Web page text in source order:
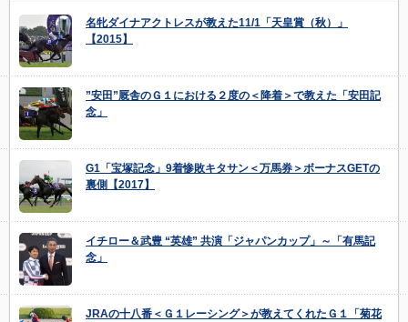
名牝ダイナアクトレスが教えた11/1「天皇賞（秋）」
【2015】
”安田”厩舎のＧ１における２度の＜降着＞で教えた「安田記
念」
G1「宝塚記念」9着惨敗キタサン＜万馬券＞ボーナスGETの
裏側【2017】
イチロー＆武豊 “英雄” 共演「ジャパンカップ」～「有馬記
念」
JRAの十八番＜Ｇ１レーシング＞が教えてくれたＧ１「菊花